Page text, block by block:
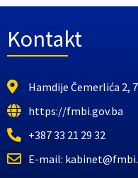
Kontakt
Hamdije Čemerlića 2,
https://fmbi.gov.ba
+387 33 21 29 32
E-mail: